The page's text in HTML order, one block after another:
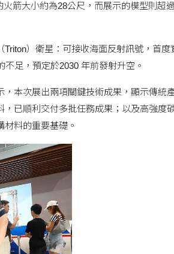
箭大小約為28公尺，而展示的模型則超
）衛星：可接收海面反射訊號，首
足，預定於2030 年前發射升空。
本次展出兩項關鍵技術成果，顯示傳統
已順利交付多批任務成果；以及高強度
料的重要基礎。